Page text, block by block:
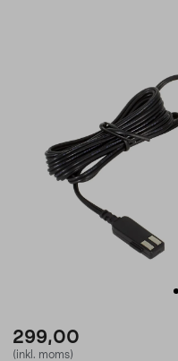
299,00
(inkl. moms)